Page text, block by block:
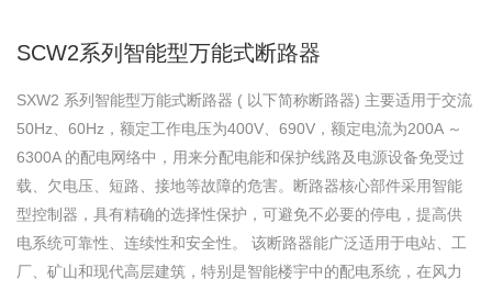
SCW2系列智能型万能式断路器
SXW2 系列智能型万能式断路器 ( 以下简称断路器) 主要适用于交流
50Hz、60Hz，额定工作电压为400V、690V，额定电流为200A ～
6300A 的配电网络中，用来分配电能和保护线路及电源设备免受过
载、欠电压、短路、接地等故障的危害。断路器核心部件采用智能
型控制器，具有精确的选择性保护，可避免不必要的停电，提高供
电系统可靠性、连续性和安全性。 该断路器能广泛适用于电站、工
厂、矿山和现代高层建筑，特别是智能楼宇中的配电系统，在风力